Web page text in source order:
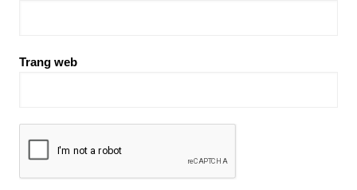
Trang web